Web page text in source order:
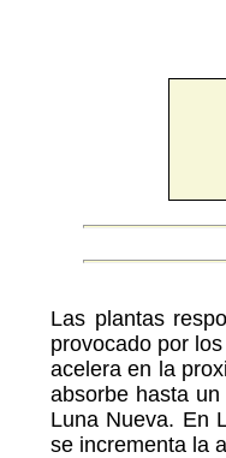
Las plantas
provocado por
acelera en la
absorbe hasta
Luna Nueva. En
se incrementa la